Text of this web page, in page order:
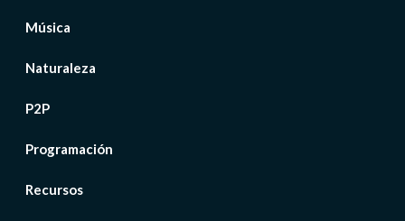
Música
Naturaleza
P2P
Programación
Recursos